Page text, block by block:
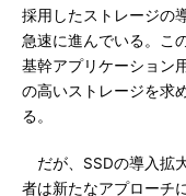
採用したストレージの
急速に進んでいる。こ
基幹アプリケーション
の高いストレージを求
る。
だが、SSDの導入拡
者は新たなアプローチ